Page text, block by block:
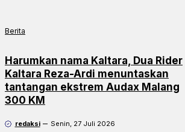
Berita
Harumkan nama Kaltara, Dua Rider
Kaltara Reza-Ardi menuntaskan
tantangan ekstrem Audax Malang
300 KM
redaksi Senin, 27 Juli 2026